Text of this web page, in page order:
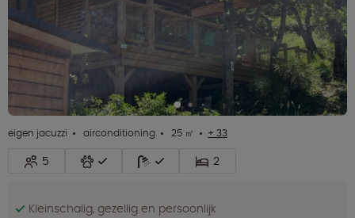
eigen jacuzzi airconditioning 25 ㎡ + 33
5 2
Kleinschalig, gezellig en persoonlijk